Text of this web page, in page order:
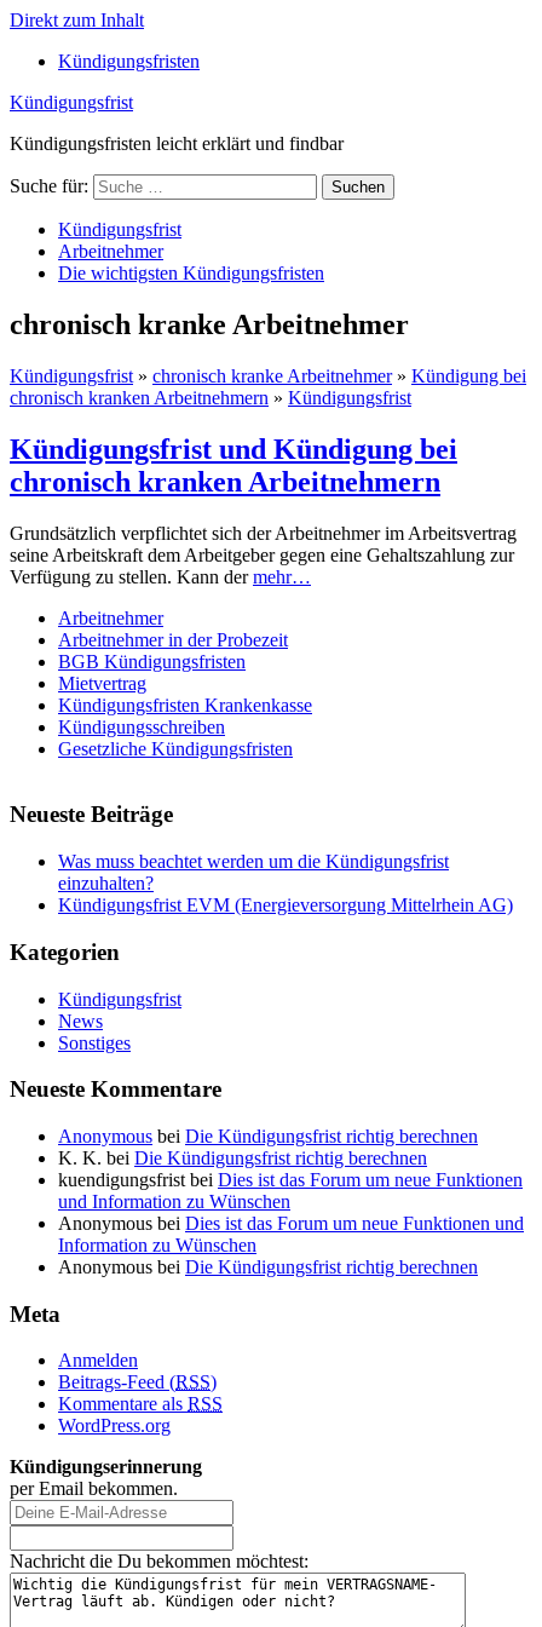
Direkt zum Inhalt
Kündigungsfristen
Kündigungsfrist
Kündigungsfristen leicht erklärt und findbar
Suche für: Suchen
Kündigungsfrist
Arbeitnehmer
Die wichtigsten Kündigungsfristen
chronisch kranke Arbeitnehmer
Kündigungsfrist » chronisch kranke Arbeitnehmer» Kündigung bei
chronisch kranken Arbeitnehmern » Kündigungsfrist
Kündigungsfrist und Kündigung bei
chronisch kranken Arbeitnehmern
Grundsätzlich verpflichtet sich der Arbeitnehmer im Arbeitsvertrag
seine Arbeitskraft dem Arbeitgeber gegen eine Gehaltszahlung zur
Verfügung zu stellen. Kann dermehr…
Arbeitnehmer
Arbeitnehmer in der Probezeit
BGB Kündigungsfristen
Mietvertrag
Kündigungsfristen Krankenkasse
Kündigungsschreiben
Gesetzliche Kündigungsfristen
Neueste Beiträge
Was muss beachtet werden um die Kündigungsfrist
einzuhalten?
Kündigungsfrist EVM (Energieversorgung Mittelrhein AG)
Kategorien
Kündigungsfrist
News
Sonstiges
Neueste Kommentare
Anonymous bei Die Kündigungsfrist richtig berechnen
K. K. bei Die Kündigungsfrist richtig berechnen
kuendigungsfrist bei Dies ist das Forum um neue Funktionen
und Information zu Wünschen
Anonymous bei Dies ist das Forum um neue Funktionen und
Information zu Wünschen
Anonymous bei Die Kündigungsfrist richtig berechnen
Meta
Anmelden
Beitrags-Feed (RSS)
Kommentare als RSS
WordPress.org
Kündigungserinnerung
per Email bekommen.
Nachricht die Du bekommen möchtest: